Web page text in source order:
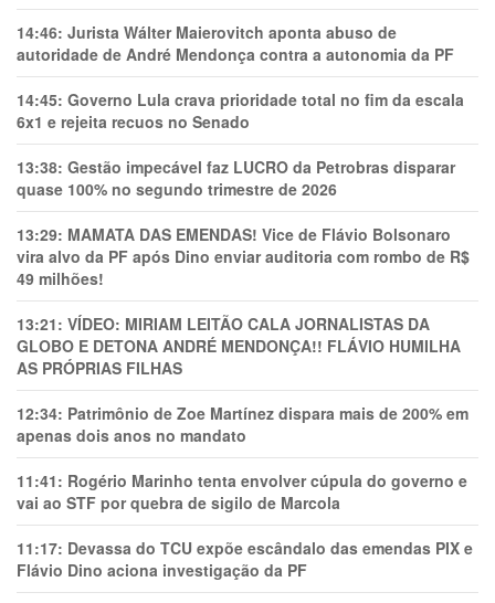
14:46: Jurista Wálter Maierovitch aponta abuso de
autoridade de André Mendonça contra a autonomia da PF
14:45: Governo Lula crava prioridade total no fim da escala
6x1 e rejeita recuos no Senado
13:38: Gestão impecável faz LUCRO da Petrobras disparar
quase 100% no segundo trimestre de 2026
13:29: MAMATA DAS EMENDAS! Vice de Flávio Bolsonaro
vira alvo da PF após Dino enviar auditoria com rombo de R$
49 milhões!
13:21: VÍDEO: MIRIAM LEITÃO CALA JORNALISTAS DA
GLOBO E DETONA ANDRÉ MENDONÇA!! FLÁVIO HUMILHA
AS PRÓPRIAS FILHAS
12:34: Patrimônio de Zoe Martínez dispara mais de 200% em
apenas dois anos no mandato
11:41: Rogério Marinho tenta envolver cúpula do governo e
vai ao STF por quebra de sigilo de Marcola
11:17: Devassa do TCU expõe escândalo das emendas PIX e
Flávio Dino aciona investigação da PF